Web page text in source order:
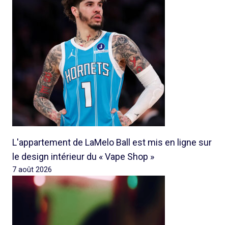
L'appartement de LaMelo Ball est mis en ligne sur
le design intérieur du « Vape Shop »
7 août 2026